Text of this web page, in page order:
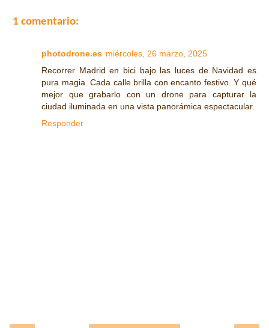
1 comentario:
photodrone.es miércoles, 26 marzo, 2025
Recorrer Madrid en bici bajo las luces de Navidad es
pura magia. Cada calle brilla con encanto festivo. Y qué
mejor que grabarlo con un drone para capturar la
ciudad iluminada en una vista panorámica espectacular.
Responder